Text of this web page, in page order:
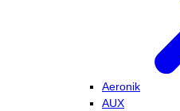
Aeronik
AUX